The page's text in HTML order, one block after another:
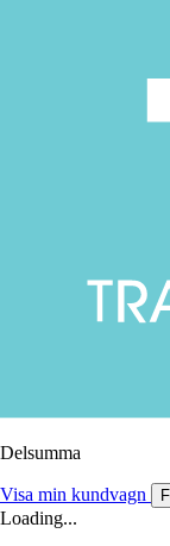
Delsumma
Visa min kundvagn
Loading...